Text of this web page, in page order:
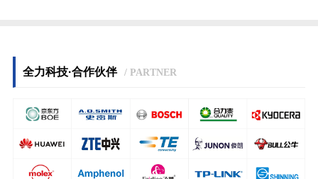
全力科技·合作伙伴 / PARTNER